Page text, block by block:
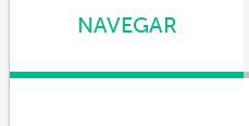
NAVEGAR